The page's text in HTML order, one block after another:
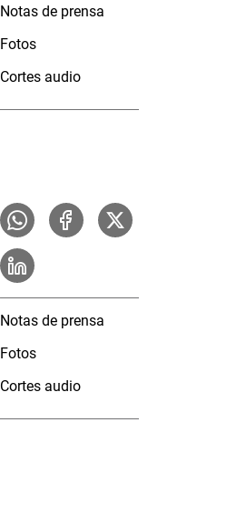
Notas de prensa
Fotos
Cortes audio
Notas de prensa
Fotos
Cortes audio